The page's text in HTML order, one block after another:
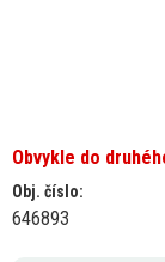
Obvykle do
Obj. číslo:
646893